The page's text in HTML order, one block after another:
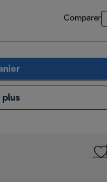
Comparer
plus